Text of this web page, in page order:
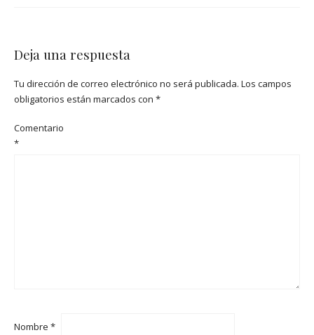
Deja una respuesta
Tu dirección de correo electrónico no será publicada. Los campos
obligatorios están marcados con *
Comentario
*
Nombre *